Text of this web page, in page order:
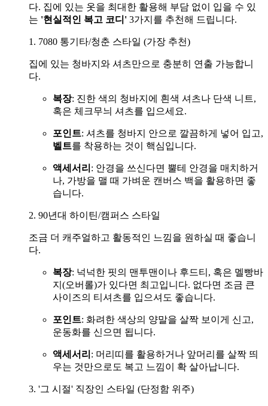
다. 집에 있는 옷을 최대한 활용해 부담 없이 입을 수 있
는 '현실적인 복고 코디' 3가지를 추천해 드립니다.
1. 7080 통기타/청춘 스타일 (가장 추천)
집에 있는 청바지와 셔츠만으로 충분히 연출 가능합니
다.
복장: 진한 색의 청바지에 흰색 셔츠나 단색 니트,
혹은 체크무늬 셔츠를 입으세요.
포인트: 셔츠를 청바지 안으로 깔끔하게 넣어 입고,
벨트를 착용하는 것이 핵심입니다.
액세서리 : 안경을 쓰신다면 뿔테 안경을 매치하거
나, 가방을 맬 때 가벼운 캔버스 백을 활용하면 좋
습니다.
2. 90년대 하이틴/캠퍼스 스타일
조금 더 캐주얼하고 활동적인 느낌을 원하실 때 좋습니
다.
복장: 넉넉한 핏의 맨투맨이나 후드티, 혹은 멜빵바
지(오버롤)가 있다면 최고입니다. 없다면 조금 큰
사이즈의 티셔츠를 입으셔도 좋습니다.
포인트: 화려한 색상의 양말을 살짝 보이게 신고,
운동화를 신으면 됩니다.
액세서리 : 머리띠를 활용하거나 앞머리를 살짝 띄
우는 것만으로도 복고 느낌이 확 살아납니다.
3. '그 시절' 직장인 스타일 (단정함 위주)